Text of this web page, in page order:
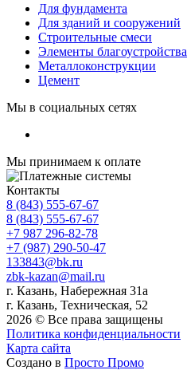
Для фундамента
Для зданий и сооружений
Строительные смеси
Элементы благоустройства
Металлоконструкции
Цемент
Мы в социальных сетях
Мы принимаем к оплате
Контакты
8 (843) 555-67-67
8 (843) 555-67-67
+7 987 296-82-78
+7 (987) 290-50-47
133843@bk.ru
zbk-kazan@mail.ru
г. Казань, Набережная 31а
г. Казань, Техническая, 52
2026 © Все права защищены
Политика конфиденциальности
Карта сайта
Создано в Просто Промо